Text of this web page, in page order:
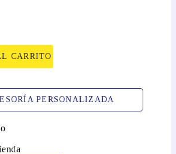
CARRITO
PERSONALIZADA